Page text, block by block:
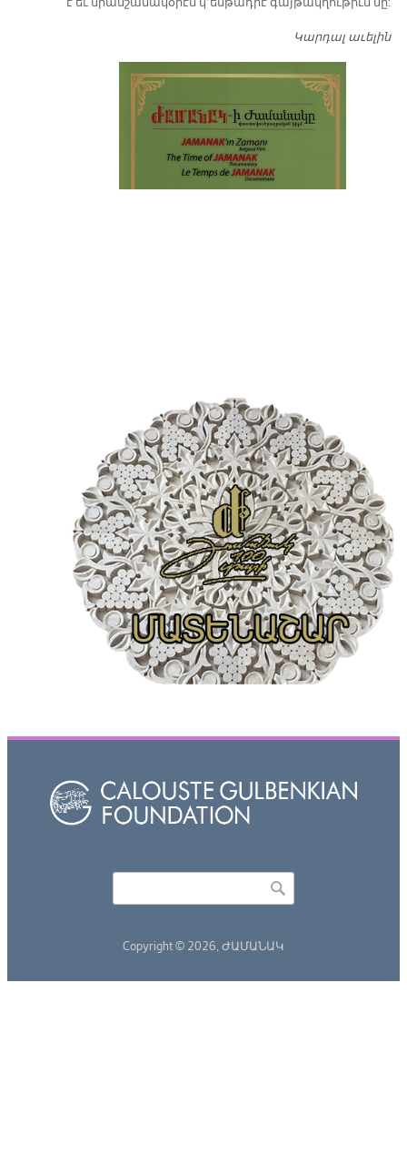
է եւ միանշանակօրէն կ՚ենթադրէ գայթակղութիւն մը:
Կարդալ աւելին
Copyright © 2026, ԺԱՄԱՆԱԿ